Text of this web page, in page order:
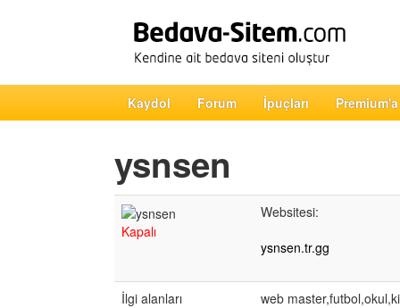
Kaydol Forum İpuçları
ysnsen
Kapalı
Websitesi:
ysnsen.tr.gg
İlgi alanları
web